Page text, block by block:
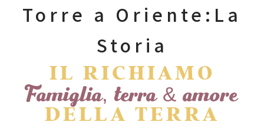
Torre a Oriente:La
Storia
IL RICHIAMO
Famiglia, terra & amore
DELLA TERRA